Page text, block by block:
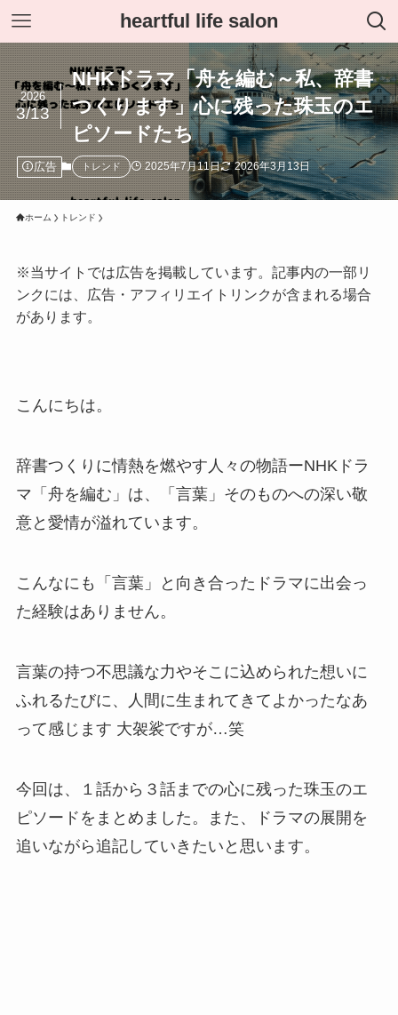
heartful life salon
NHKドラマ「舟を編む～私、辞書
つくります」心に残った珠玉のエ
ピソードたち
2026
3/13
広告 トレンド 2025年7月11日 2026年3月13日
ホーム トレンド
※当サイトでは広告を掲載しています。記事内の一部リ
ンクには、広告・アフィリエイトリンクが含まれる場合
があります。
こんにちは。
辞書つくりに情熱を燃やす人々の物語ーNHKドラ
マ「舟を編む」は、「言葉」そのものへの深い敬
意と愛情が溢れています。
こんなにも「言葉」と向き合ったドラマに出会っ
た経験はありません。
言葉の持つ不思議な力やそこに込められた想いに
ふれるたびに、人間に生まれてきてよかったなあ
って感じます 大袈裟ですが…笑
今回は、１話から３話までの心に残った珠玉のエ
ピソードをまとめました。また、ドラマの展開を
追いながら追記していきたいと思います。